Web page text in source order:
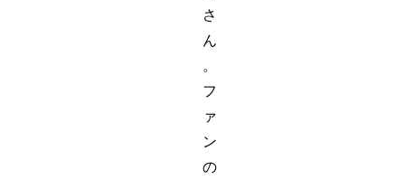
さ
ん
。
フ
ァ
ン
の